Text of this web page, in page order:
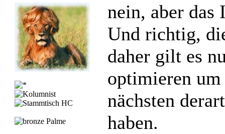
nein, aber das
Und richtig,
daher gilt es
optimieren
nächsten
haben.